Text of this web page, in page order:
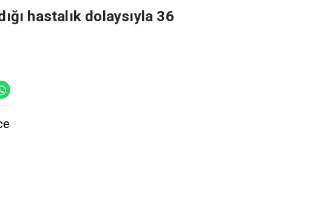
hastalık dolaysıyla 36